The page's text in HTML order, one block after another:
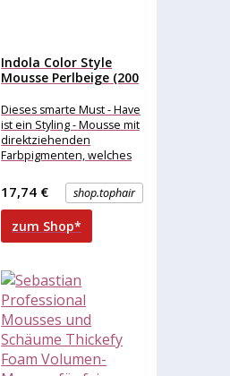
Indola Color Style
Mousse Perlbeige (200
Dieses smarte Must - Have
ist ein Styling - Mousse mit
direktziehenden
Farbpigmenten, welches
einem einfachenshop.tophair
17,74 €
zum Shop*